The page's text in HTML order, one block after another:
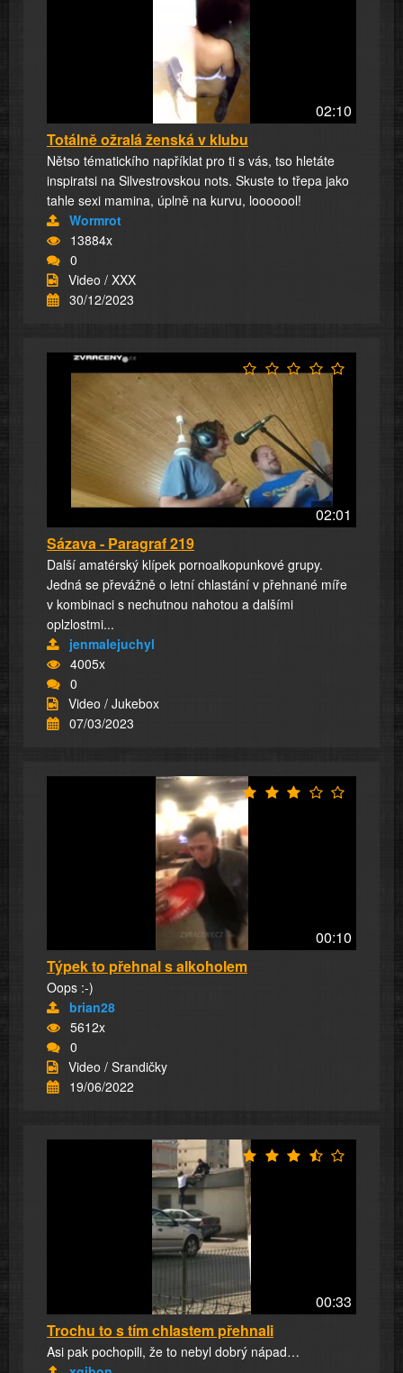
02:10
Totálně ožralá ženská v klubu
Nětso tématickího napříklat pro ti s vás, tso hletáte
inspiratsi na Silvestrovskou nots. Skuste to třepa jako
tahle sexi mamina, úplně na kurvu, looooool!
Wormrot
13884x
0
Video / XXX
30/12/2023
02:01
Sázava - Paragraf 219
Další amatérský klípek pornoalkopunkové grupy.
Jedná se převážně o letní chlastání v přehnané míře
v kombinaci s nechutnou nahotou a dalšími
oplzlostmi...
jenmalejuchyl
4005x
0
Video / Jukebox
07/03/2023
00:10
Týpek to přehnal s alkoholem
Oops :-)
brian28
5612x
0
Video / Srandičky
19/06/2022
00:33
Trochu to s tím chlastem přehnali
Asi pak pochopili, že to nebyl dobrý nápad…